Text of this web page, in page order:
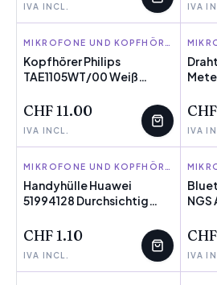
IVA INCL. IVA
PHILIPS
WENIGE ÜBRIG
Kopfhörer Philips
TAE1105WT/00 Weiß
CHF 11.00
IVA INCL. IVA
HUAWEI
WENIGE ÜBRIG
Handyhülle Huawei
51994128 Durchsichtig
CHF 1.10
IVA INCL.
NGS
IVA